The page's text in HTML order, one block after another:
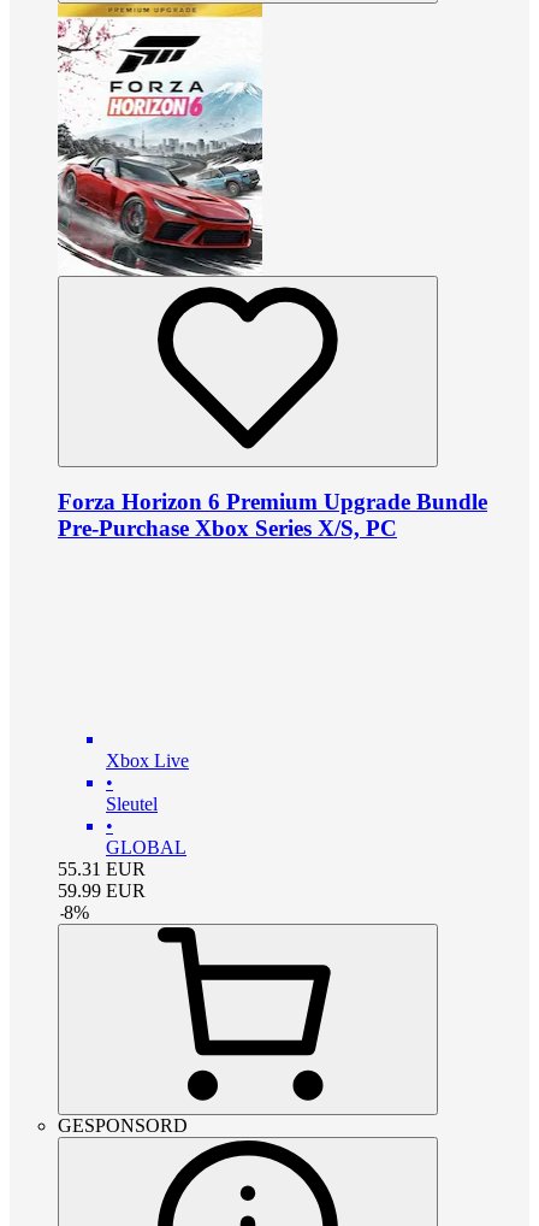
Forza Horizon 6 Premium Upgrade Bundle
Pre-Purchase Xbox Series X/S, PC
Xbox Live
•
Sleutel
•
GLOBAL
55.31 EUR
59.99 EUR
-8%
GESPONSORD